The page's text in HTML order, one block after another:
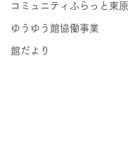
コミュニティふらっと東原
ゆうゆう館協働事業
館だより